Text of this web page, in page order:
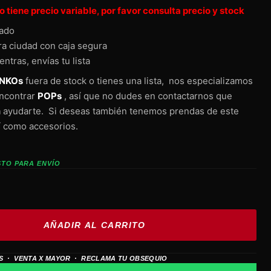
tiene precio variable, por favor consulta precio y stock
ciudad con caja segura
envías tu lista
fuera de stock o tienes una lista, nos especializamos
POPs, así que no dudes en contactarnos que
ayudarte. Si deseas también tenemos prendas de este
accesorios.
PARA ENVÍO
AÑADIR AL CARRITO
· VENTA X MAYOR · RECLAMA TU OBSEQUIO